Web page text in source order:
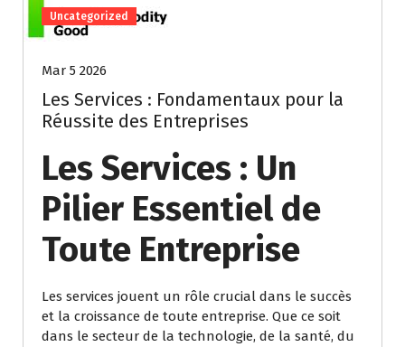
Uncategorized
Mar 5 2026
Les Services : Fondamentaux pour la
Réussite des Entreprises
Les Services : Un
Pilier Essentiel de
Toute Entreprise
Les services jouent un rôle crucial dans le succès
et la croissance de toute entreprise. Que ce soit
dans le secteur de la technologie, de la santé, du